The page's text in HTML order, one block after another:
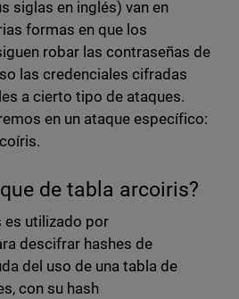
siglas en inglés) van en
formas en que los
robar las contraseñas de
las credenciales cifradas
a cierto tipo de ataques.
en un ataque específico:
de tabla arcoiris?
es utilizado por
descifrar hashes de
del uso de una tabla de
con su hash